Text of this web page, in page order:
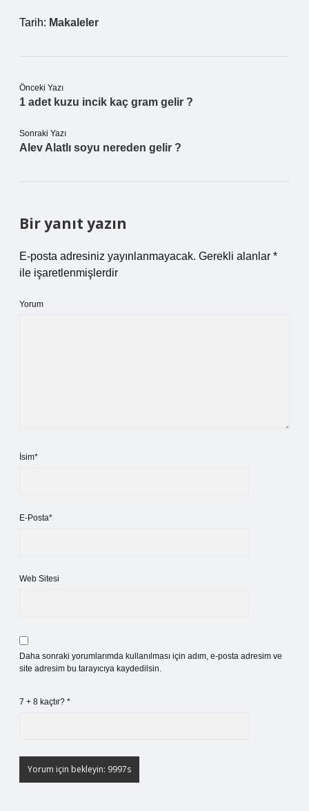
Tarih: Makaleler
Önceki Yazı
1 adet kuzu incik kaç gram gelir ?
Sonraki Yazı
Alev Alatlı soyu nereden gelir ?
Bir yanıt yazın
E-posta adresiniz yayınlanmayacak. Gerekli alanlar *
ile işaretlenmişlerdir
Yorum
İsim*
E-Posta*
Web Sitesi
Daha sonraki yorumlarımda kullanılması için adım, e-posta adresim ve
site adresim bu tarayıcıya kaydedilsin.
7 + 8 kaçtır? *